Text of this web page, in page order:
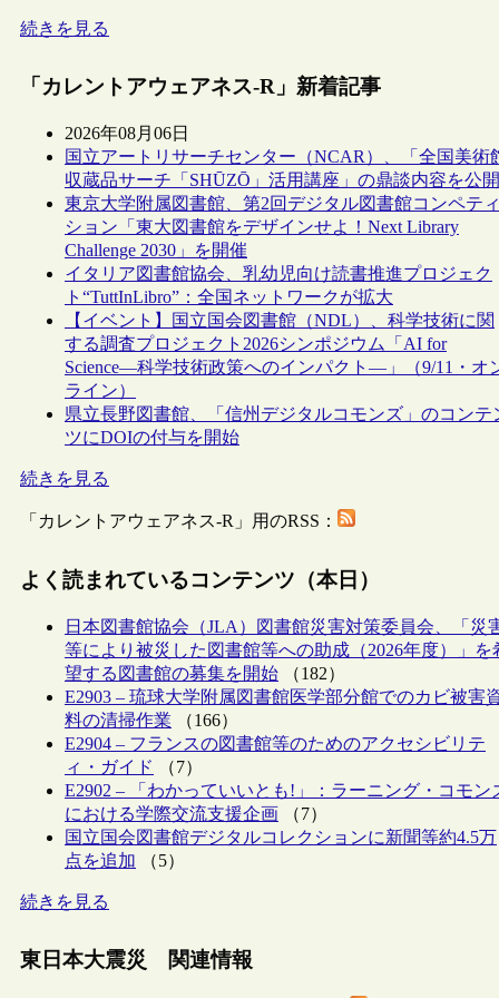
続きを見る
「カレントアウェアネス-R」新着記事
2026年08月06日
国立アートリサーチセンター（NCAR）、「全国美術
収蔵品サーチ「SHŪZŌ」活用講座」の鼎談内容を公開
東京大学附属図書館、第2回デジタル図書館コンペティ
ション「東大図書館をデザインせよ！Next Library
Challenge 2030」を開催
イタリア図書館協会、乳幼児向け読書推進プロジェク
ト“TuttInLibro”：全国ネットワークが拡大
【イベント】国立国会図書館（NDL）、科学技術に関
する調査プロジェクト2026シンポジウム「AI for
Science―科学技術政策へのインパクト―」（9/11・オ
ライン）
県立長野図書館、「信州デジタルコモンズ」のコンテ
ツにDOIの付与を開始
続きを見る
「カレントアウェアネス-R」用のRSS：
よく読まれているコンテンツ（本日）
日本図書館協会（JLA）図書館災害対策委員会、「災
等により被災した図書館等への助成（2026年度）」を
望する図書館の募集を開始 （182）
E2903 – 琉球大学附属図書館医学部分館でのカビ被害
料の清掃作業 （166）
E2904 – フランスの図書館等のためのアクセシビリテ
ィ・ガイド
（7）
E2902 – 「わかっていいとも!」：ラーニング・コモン
における学際交流支援企画 （7）
国立国会図書館デジタルコレクションに新聞等約4.5万
点を追加 （5）
続きを見る
東日本大震災 関連情報